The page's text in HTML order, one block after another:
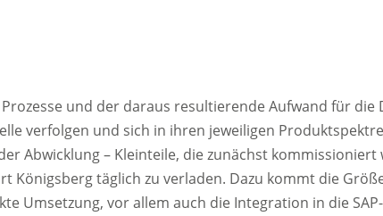
und der daraus resultierende Aufwand für
verfolgen und sich in ihren jeweiligen
Abwicklung – Kleinteile, die zunächst
täglich zu verladen. Dazu kommt die
Umsetzung, vor allem auch die Integration in die